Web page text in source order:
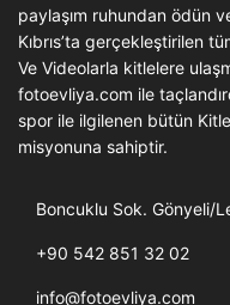
paylaşım ruhundan ödün
Kıbrıs’ta gerçekleştirilen
Ve Videolarla kitlelere
fotoevliya.com ile
spor ile ilgilenen bütün
misyonuna sahiptir.
Boncuklu Sok. Gönyeli/
+90 542 851 32 02
info@fotoevliya.com